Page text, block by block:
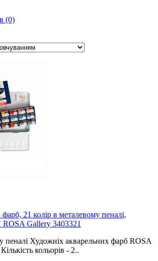
(0)
21 колір в металевому пеналі,
Gallery 3403321
пеналі Художніх акварельних фарб ROSA
кольорів - 2..